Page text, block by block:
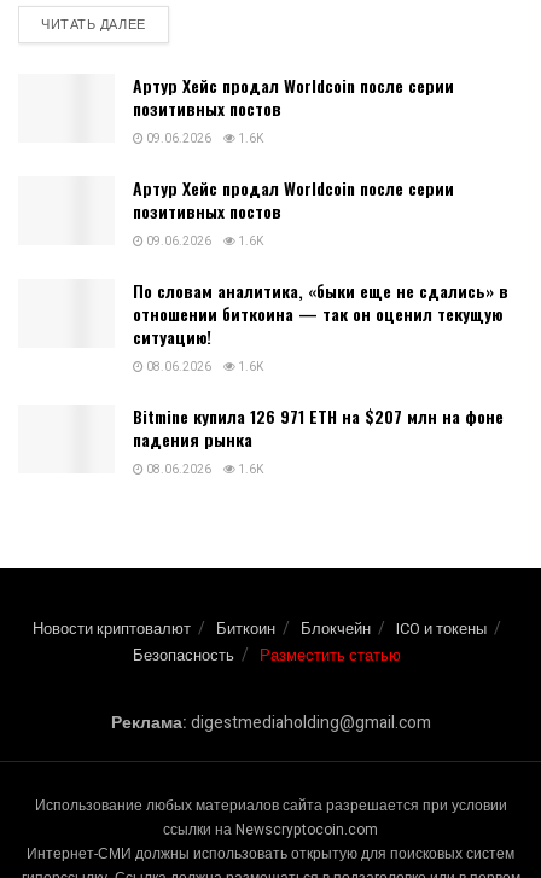
ЧИТАТЬ ДАЛЕЕDETAILS
Артур Хейс продал Worldcoin после серии
позитивных постов
09.06.2026 1.6K
Артур Хейс продал Worldcoin после серии
позитивных постов
09.06.2026 1.6K
По словам аналитика, «быки еще не сдались» в
отношении биткоина — так он оценил текущую
ситуацию!
08.06.2026 1.6K
Bitmine купила 126 971 ETH на $207 млн на фоне
падения рынка
08.06.2026 1.6K
Новости криптовалют Биткоин Блокчейн
ICO и токены
Безопасность
Разместить статью
Реклама:digestmediaholding@gmail.com
Использование любых материалов сайта разрешается при условии
ссылки на Newscryptocoin.com
Интернет-СМИ должны использовать открытую для поисковых систем